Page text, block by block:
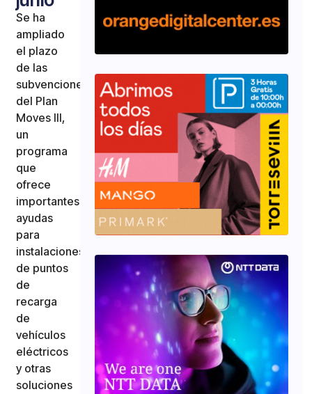
Se ha
ampliado
el plazo
de las
subvenciones
del Plan
Moves III,
un
programa
que
ofrece
importantes
ayudas
para
instalaciones
de puntos
de
recarga
de
vehículos
eléctricos
y otras
soluciones